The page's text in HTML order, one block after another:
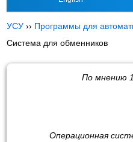
УСУ ›› Программы для
Система для обменников
По мнению
Операционная